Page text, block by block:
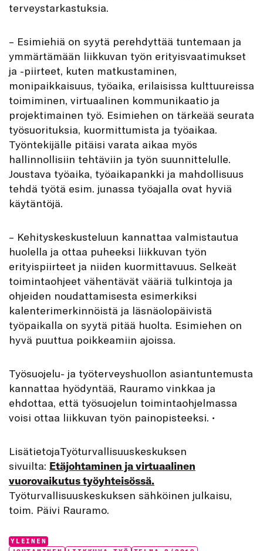
terveystarkastuksia.
– Esimiehiä on syytä perehdyttää tuntemaan ja
ymmärtämään liikkuvan työn erityisvaatimukset
ja -piirteet, kuten matkustaminen,
monipaikkaisuus, työaika, erilaisissa kulttuureissa
toimiminen, virtuaalinen kommunikaatio ja
projektimainen työ. Esimiehen on tärkeää seurata
työsuorituksia, kuormittumista ja työaikaa.
Työntekijälle pitäisi varata aikaa myös
hallinnollisiin tehtäviin ja työn suunnittelulle.
Joustava työaika, työaikapankki ja mahdollisuus
tehdä työtä esim. junassa työajalla ovat hyviä
käytäntöjä.
– Kehityskeskusteluun kannattaa valmistautua
huolella ja ottaa puheeksi liikkuvan työn
erityispiirteet ja niiden kuormittavuus. Selkeät
toimintaohjeet vähentävät vääriä tulkintoja ja
ohjeiden noudattamisesta esimerkiksi
kalenterimerkinnöistä ja läsnäolopäivistä
työpaikalla on syytä pitää huolta. Esimiehen on
hyvä puuttua poikkeamiin ajoissa.
Työsuojelu- ja työterveyshuollon asiantuntemusta
kannattaa hyödyntää, Rauramo vinkkaa ja
ehdottaa, että työsuojelun toimintaohjelmassa
voisi ottaa liikkuvan työn painopisteeksi. •
LisätietojaTyöturvallisuuskeskuksen
sivuilta: Etäjohtaminen ja virtuaalinen
vuorovaikutus työyhteisössä.
Työturvallisuuskeskuksen sähköinen julkaisu,
toim. Päivi Rauramo.
Categories:
YLEINEN